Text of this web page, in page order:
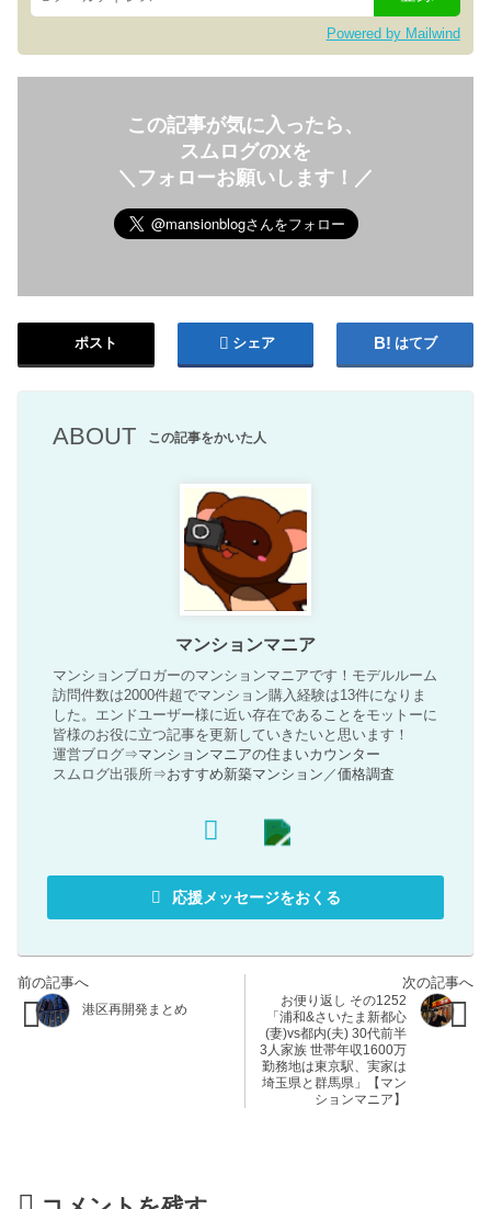
Powered by Mailwind
この記事が気に入ったら、
スムログのXを
＼フォローお願いします！／
ポスト シェア はてブ
ABOUT この記事をかいた人
マンションマニア
マンションブロガーのマンションマニアです！モデルルーム
訪問件数は2000件超でマンション購入経験は13件になりま
した。エンドユーザー様に近い存在であることをモットーに
皆様のお役に立つ記事を更新していきたいと思います！
運営ブログ⇒マンションマニアの住まいカウンター
スムログ出張所⇒おすすめ新築マンション ／価格調査
応援メッセージをおくる
港区再開発まとめ
お便り返し その1252
「浦和&さいたま新都心
(妻)vs都内(夫) 30代前半
3人家族 世帯年収1600万
勤務地は東京駅、実家は
埼玉県と群馬県」【マン
ションマニア】